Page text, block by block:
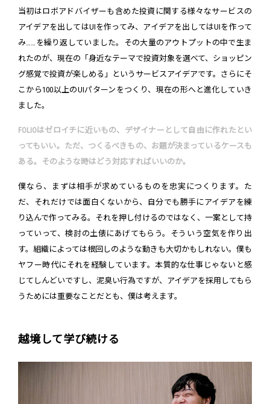
当初はロボアドバイザーも含めた投資に関する様々なサービスの
アイデアを出してはUIを作ってみ、アイデアを出してはUIを作って
み……を繰り返していました。その大量のアウトプットの中で生ま
れたのが、現在の「身近なテーマで投資対象を選べて、ショッピン
グ感覚で投資が楽しめる」というサービスアイデアです。さらにそ
こから100以上のUIパターンをつくり、現在の形へと進化していき
ました。
FOLIOはゼロイチに近いもの、デザイナーとして自由に作れたとい
ってもいい。ただ、つくるべきもの、お題が決まっているケースも
ある。そのような時はどう対応すればいいのか。
僕なら、まずは相手が求めているものを忠実につくります。た
だ、それだけでは面白くないから、自分でも勝手にアイデアを練
り込んで作ってみる。それを押し付けるのではなく、一案として持
っていって、検討の土俵にあげてもらう。そういう空気を作り出
す。組織によっては根回しのような動きも大切かもしれない。僕も
ヤフー時代にそれを経験しています。本質的な仕事じゃないと感
じてしんどいですし、泥臭い行為ですが、アイデアを採用してもら
うためには重要なことだとも、僕は考えます。
越境して学び続ける